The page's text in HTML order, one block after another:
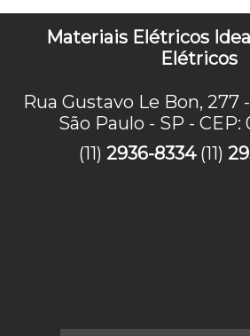
Materiais Elétricos
Elétricos
Rua Gustavo Le Bon, 277
São Paulo - SP -
(11) 2936-8334 (11)